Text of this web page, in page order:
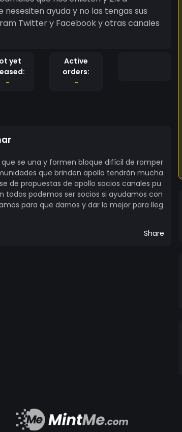
Twitter y Facebook y otras canales
yet
-
Active
orders:
-
se una y formen bloque difícil de romper
que brinden apollo tendrán mucha
de propuestas de apollo socios canales pu
podemos ser socios si ayudamos con
para que darnos y dar lo mejor para lleg
Share